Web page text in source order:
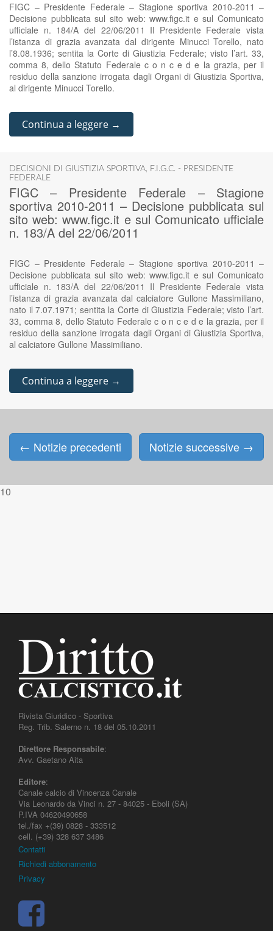
FIGC – Presidente Federale – Stagione sportiva 2010-2011 –
Decisione pubblicata sul sito web: www.figc.it e sul Comunicato
ufficiale n. 184/A del 22/06/2011 Il Presidente Federale vista
l’istanza di grazia avanzata dal dirigente Minucci Torello, nato
l’8.08.1936; sentita la Corte di Giustizia Federale; visto l’art. 33,
comma 8, dello Statuto Federale c o n c e d e la grazia, per il
residuo della sanzione irrogata dagli Organi di Giustizia Sportiva,
al dirigente Minucci Torello.
Continua a leggere →
DECISIONI DI GIUSTIZIA SPORTIVA, F.I.G.C. - PRESIDENTE
FEDERALE
FIGC – Presidente Federale – Stagione
sportiva 2010-2011 – Decisione pubblicata sul
sito web: www.figc.it e sul Comunicato ufficiale
n. 183/A del 22/06/2011
FIGC – Presidente Federale – Stagione sportiva 2010-2011 –
Decisione pubblicata sul sito web: www.figc.it e sul Comunicato
ufficiale n. 183/A del 22/06/2011 Il Presidente Federale vista
l’istanza di grazia avanzata dal calciatore Gullone Massimiliano,
nato il 7.07.1971; sentita la Corte di Giustizia Federale; visto l’art.
33, comma 8, dello Statuto Federale c o n c e d e la grazia, per il
residuo della sanzione irrogata dagli Organi di Giustizia Sportiva,
al calciatore Gullone Massimiliano.
Continua a leggere →
Posts navigation
← Notizie precedenti Notizie successive →
10
Rivista Giuridico - Sportiva
Reg. Trib. Salerno n. 18 del 05.10.2011
Direttore Responsabile:
Avv. Gaetano Aita
Editore:
Canale calcio di Vincenza Canale
Via Leonardo da Vinci n. 27 - 84025 - Eboli (SA)
P.IVA 04620490658
tel./fax +(39) 0828 - 333512
cell. (+39) 328 637 3486
Contatti
Richiedi abbonamento
Privacy